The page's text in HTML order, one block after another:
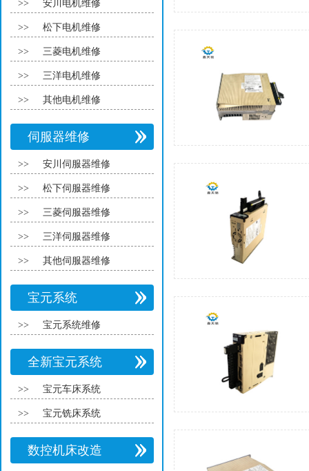
>> 安川电机维修
>> 松下电机维修
>> 三菱电机维修
>> 三洋电机维修
>> 其他电机维修
伺服器维修
>> 安川伺服器维修
>> 松下伺服器维修
>> 三菱伺服器维修
>> 三洋伺服器维修
>> 其他伺服器维修
宝元系统
>> 宝元系统维修
全新宝元系统
>> 宝元车床系统
>> 宝元铣床系统
数控机床改造